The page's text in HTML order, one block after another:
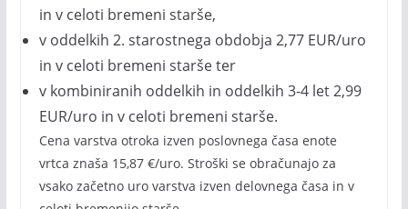
in v celoti bremeni starše,
v oddelkih 2. starostnega obdobja 2,77 EUR/uro
in v celoti bremeni starše ter
v kombiniranih oddelkih in oddelkih 3-4 let 2,99
EUR/uro in v celoti bremeni starše.
Cena varstva otroka izven poslovnega časa enote
vrtca znaša 15,87 €/uro. Stroški se obračunajo za
vsako začetno uro varstva izven delovnega časa in v